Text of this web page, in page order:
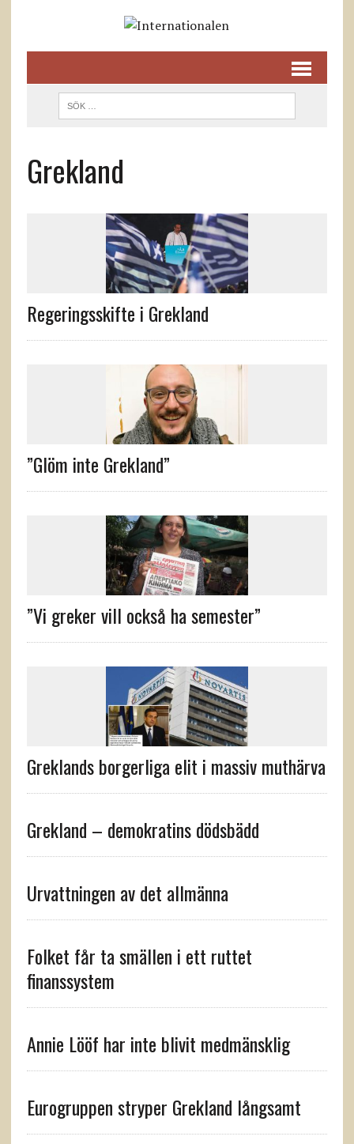
Grekland
Regeringsskifte i Grekland
”Glöm inte Grekland”
”Vi greker vill också ha semester”
Greklands borgerliga elit i massiv muthärva
Grekland – demokratins dödsbädd
Urvattningen av det allmänna
Folket får ta smällen i ett ruttet
finanssystem
Annie Lööf har inte blivit medmänsklig
Eurogruppen stryper Grekland långsamt